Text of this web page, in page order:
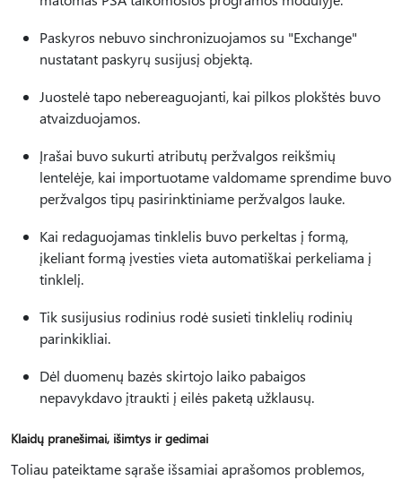
Paskyros nebuvo sinchronizuojamos su "Exchange"
nustatant paskyrų susijusį objektą.
Juostelė tapo nebereaguojanti, kai pilkos plokštės buvo
atvaizduojamos.
Įrašai buvo sukurti atributų peržvalgos reikšmių
lentelėje, kai importuotame valdomame sprendime buvo
peržvalgos tipų pasirinktiniame peržvalgos lauke.
Kai redaguojamas tinklelis buvo perkeltas į formą,
įkeliant formą įvesties vieta automatiškai perkeliama į
tinklelį.
Tik susijusius rodinius rodė susieti tinklelių rodinių
parinkikliai.
Dėl duomenų bazės skirtojo laiko pabaigos
nepavykdavo įtraukti į eilės paketą užklausų.
Klaidų pranešimai, išimtys ir gedimai
Toliau pateiktame sąraše išsamiai aprašomos problemos,